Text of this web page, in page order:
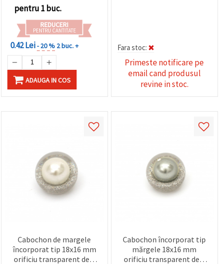
pentru 1 buc.
REDUCERI
PENTRU CANTITATE
0.42 Lei- 20 % 2 buc. +
ADAUGA IN COS
Fara stoc:
Primeste notificare pe
email cand produsul
revine in stoc.
Cabochon de margele
încorporat tip 18x16 mm
orificiu transparent de 3
Cabochon încorporat tip
mărgele 18x16 mm
orificiu transparent de 3